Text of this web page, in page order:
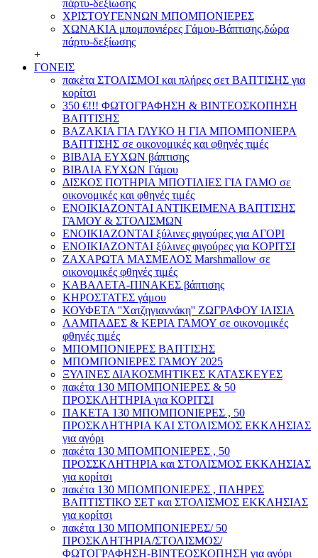
πάρτυ-δεξίωσης
ΧΡΙΣΤΟΥΓΕΝΝΩΝ ΜΠΟΜΠΟΝΙΕΡΕΣ
ΧΩΝΑΚΙΑ μπομπονιέρες Γάμου-Βάπτισης,δώρα
πάρτυ-δεξίωσης
+
ΓΟΝΕΙΣ
πακέτα ΣΤΟΛΙΣΜΟΙ και πλήρες σετ ΒΑΠΤΙΣΗΣ για
κορίτσι
350 €!!! ΦΩΤΟΓΡΑΦΗΣΗ & ΒΙΝΤΕΟΣΚΟΠΗΣΗ
ΒΑΠΤΙΣΗΣ
ΒΑΖΑΚΙΑ ΓΙΑ ΓΛΥΚΟ Η ΓΙΑ ΜΠΟΜΠΟΝΙΕΡΑ
ΒΑΠΤΙΣΗΣ σε οικονομικές και φθηνές τιμές
ΒΙΒΛΙΑ ΕΥΧΩΝ βάπτισης
ΒΙΒΛΙΑ ΕΥΧΩΝ Γάμου
ΔΙΣΚΟΣ ΠΟΤΗΡΙΑ ΜΠΟΤΙΛΙΕΣ ΓΙΑ ΓΑΜΟ σε
οικονομικές και φθηνές τιμές
ΕΝΟΙΚΙΑΖΟΝΤΑΙ ΑΝΤΙΚΕΙΜΕΝΑ ΒΑΠΤΙΣΗΣ
ΓΑΜΟΥ & ΣΤΟΛΙΣΜΩΝ
ΕΝΟΙΚΙΑΖΟΝΤΑΙ ξύλινες φιγούρες για ΑΓΟΡΙ
ΕΝΟΙΚΙΑΖΟΝΤΑΙ ξύλινες φιγούρες για ΚΟΡΙΤΣΙ
ΖΑΧΑΡΩΤΑ ΜΑΣΜΕΛΟΣ Marshmallow σε
οικονομικές φθηνές τιμές
ΚΑΒΑΛΕΤΑ-ΠΙΝΑΚΕΣ βάπτισης
ΚΗΡΟΣΤΑΤΕΣ γάμου
ΚΟΥΦΕΤΑ ''Χατζηγιαννάκη'' ΖΩΓΡΑΦΟΥ ΙΛΙΣΙΑ
ΛΑΜΠΑΔΕΣ & ΚΕΡΙΑ ΓΑΜΟΥ σε οικονομικές
φθηνές τιμές
ΜΠΟΜΠΟΝΙΕΡΕΣ ΒΑΠΤΙΣΗΣ
ΜΠΟΜΠΟΝΙΕΡΕΣ ΓΑΜΟΥ 2025
ΞΥΛΙΝΕΣ ΔΙΑΚΟΣΜΗΤΙΚΕΣ ΚΑΤΑΣΚΕΥΕΣ
πακέτα 130 ΜΠΟΜΠΟΝΙΕΡΕΣ & 50
ΠΡΟΣΚΛΗΤΗΡΙΑ για ΚΟΡΙΤΣΙ
ΠΑΚΕΤΑ 130 ΜΠΟΜΠΟΝΙΕΡΕΣ , 50
ΠΡΟΣΚΛΗΤΗΡΙΑ ΚΑΙ ΣΤΟΛΙΣΜΟΣ ΕΚΚΛΗΣΙΑΣ
για αγόρι
πακέτα 130 ΜΠΟΜΠΟΝΙΕΡΕΣ , 50
ΠΡΟΣΣΚΛΗΤΗΡΙΑ και ΣΤΟΛΙΣΜΟΣ ΕΚΚΛΗΣΙΑΣ
για κορίτσι
πακέτα 130 ΜΠΟΜΠΟΝΙΕΡΕΣ , ΠΛΗΡΕΣ
ΒΑΠΤΙΣΤΙΚΟ ΣΕΤ και ΣΤΟΛΙΣΜΟΣ ΕΚΚΛΗΣΙΑΣ
για κορίτσι
πακέτα 130 ΜΠΟΜΠΟΝΙΕΡΕΣ/ 50
ΠΡΟΣΚΛΗΤΗΡΙΑ/ΣΤΟΛΙΣΜΟΣ/
ΦΩΤΟΓΡΑΦΗΣΗ-ΒΙΝΤΕΟΣΚΟΠΗΣΗ για αγόρι